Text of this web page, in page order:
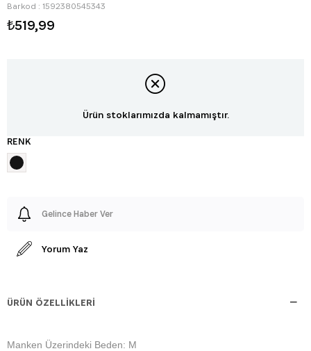
Barkod : 1592380545343
₺519,99
Ürün stoklarımızda kalmamıştır.
RENK
Gelince Haber Ver
Yorum Yaz
ÜRÜN ÖZELLIKLERI
Manken Üzerindeki Beden: M